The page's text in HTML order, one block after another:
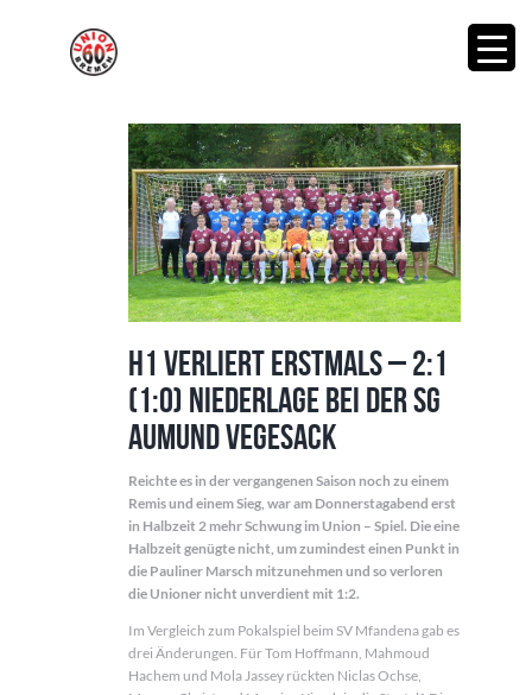
H1 verliert erstmals – 2:1
(1:0) Niederlage bei der SG
Aumund Vegesack
Reichte es in der vergangenen Saison noch zu einem
Remis und einem Sieg, war am Donnerstagabend erst
in Halbzeit 2 mehr Schwung im Union – Spiel. Die eine
Halbzeit genügte nicht, um zumindest einen Punkt in
die Pauliner Marsch mitzunehmen und so verloren
die Unioner nicht unverdient mit 1:2.
Im Vergleich zum Pokalspiel beim SV Mfandena gab es
drei Änderungen. Für Tom Hoffmann, Mahmoud
Hachem und Mola Jassey rückten Niclas Ochse,